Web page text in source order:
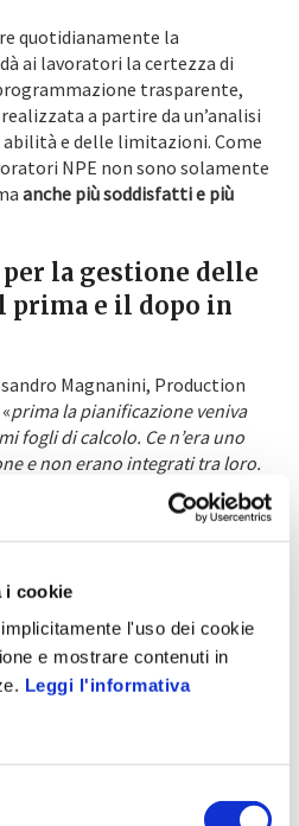
i cookie
l'uso dei cookie
e mostrare contenuti in
Leggi l'informativa
quotidianamente la
ai lavoratori la certezza di
trasparente,
a partire da un’analisi
e delle limitazioni. Come
NPE non sono solamente
anche più soddisfatti e più
per la gestione delle
prima e il dopo in
Magnanini, Production
prima la pianificazione veniva
fogli di calcolo. Ce n’era uno
e non erano integrati tra loro.
sulla memoria dei capi turno o
conseguenza i dati erano
».
di workforce
è cambiato
fonti di dati sono attualmente
tutte le informazioni a
« oggi abbiamo uno strumento
reale cosa sta succedendo in
di aumentare la sicurezza
ai responsabili di